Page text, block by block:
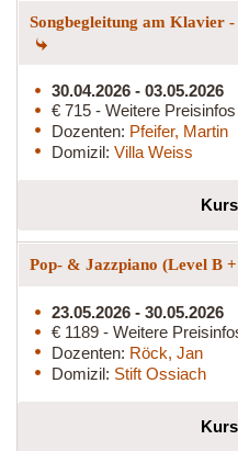
Songbegleitung am Klavier
30.04.2026 - 03.05.2026
€ 715 - Weitere Preisinfos
Dozenten: Pfeifer, Martin
Domizil: Villa Weiss
Pop- & Jazzpiano (Level B
23.05.2026 - 30.05.2026
€ 1189 - Weitere
Dozenten: Röck, Jan
Domizil: Stift Ossiach